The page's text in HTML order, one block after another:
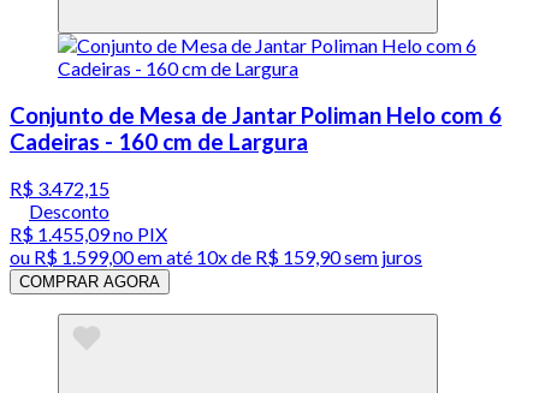
Conjunto de Mesa de Jantar Poliman Helo com 6
Cadeiras - 160 cm de Largura
R$ 3.472,15
Desconto
R$ 1.455,09no PIX
ou R$ 1.599,00em até 10x de R$ 159,90 sem juros
COMPRAR AGORA